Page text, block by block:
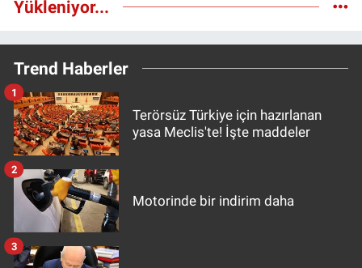
Yükleniyor...
Trend Haberler
Terörsüz Türkiye için hazırlanan
yasa Meclis'te! İşte maddeler
1
Motorinde bir indirim daha
2
3